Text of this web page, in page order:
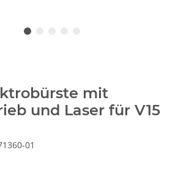
mit
und Laser für V15
01